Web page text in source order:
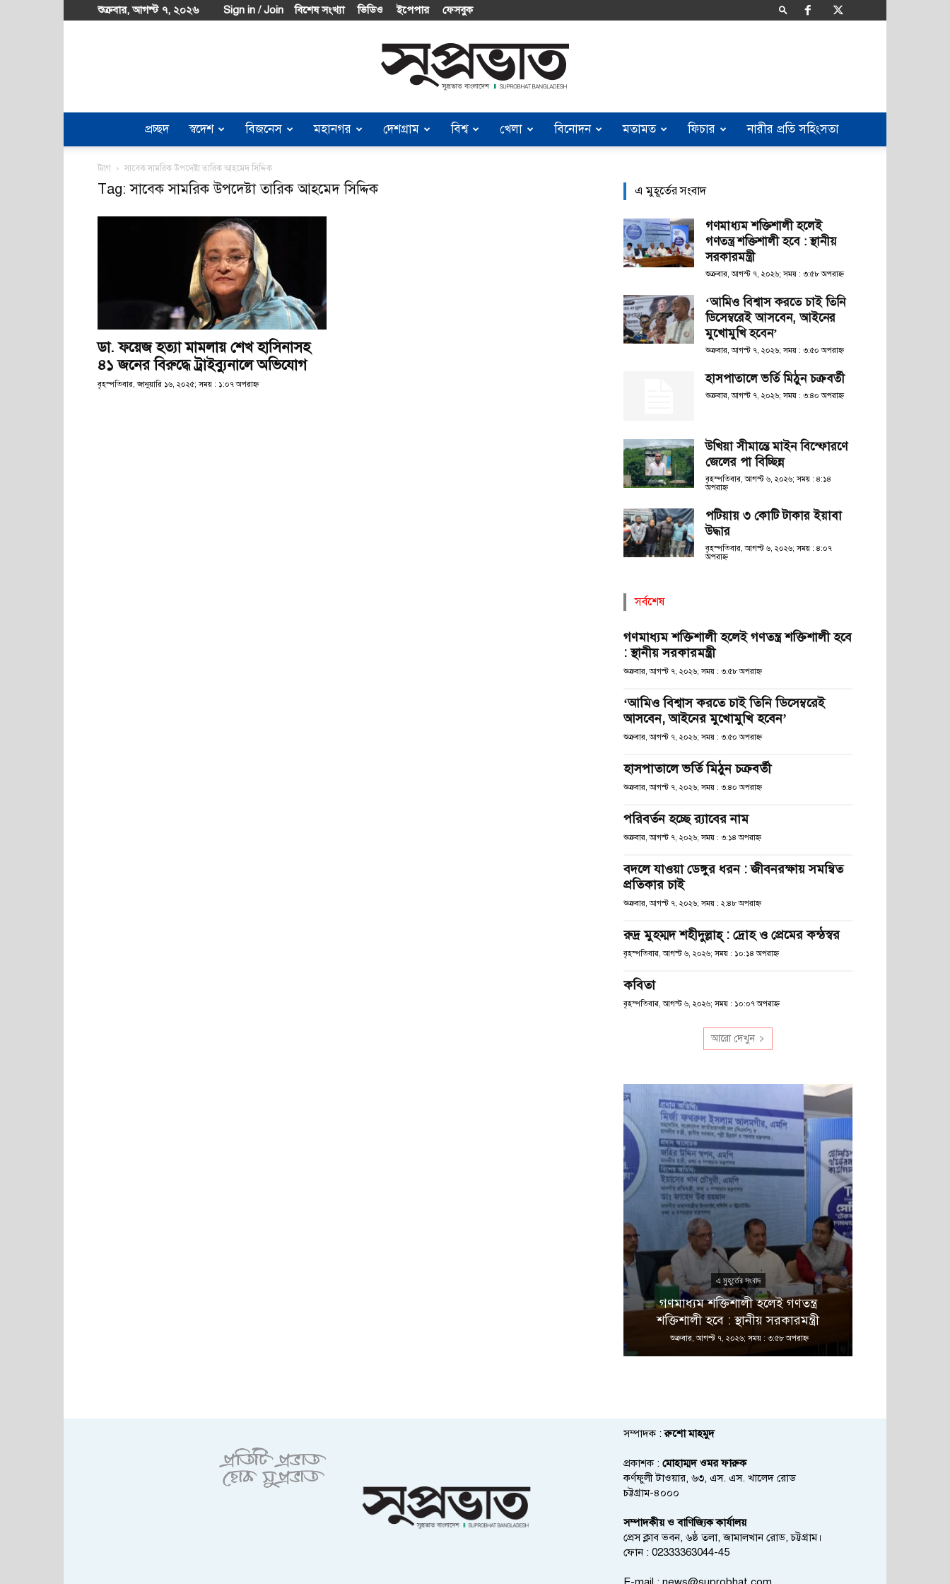
শুক্রবার, আগস্ট ৭, ২০২৬ Sign in / Join বিশেষ সংখ্যা ভিডিও ইপেপার ফেসবুক
Suprobhat
প্রচ্ছদ স্বদেশ বিজনেস মহানগর দেশগ্রাম বিশ্ব খেলা বিনোদন মতামত ফিচার নারীর প্রতি সহিংসতা
ট্যাগ সাবেক সামরিক উপদেষ্টা তারিক আহমেদ সিদ্দিক
Tag: সাবেক সামরিক উপদেষ্টা তারিক আহমেদ সিদ্দিক
ডা. ফয়েজ হত্যা মামলায় শেখ হাসিনাসহ
৪১ জনের বিরুদ্ধে ট্রাইব্যুনালে অভিযোগ
বৃহস্পতিবার, জানুয়ারি ১৬, ২০২৫; সময় : ১:০৭ অপরাহ্ণ
এ মুহূর্তের সংবাদ
গণমাধ্যম শক্তিশালী হলেই
গণতন্ত্র শক্তিশালী হবে : স্থানীয়
সরকারমন্ত্রী
শুক্রবার, আগস্ট ৭, ২০২৬; সময় : ৩:৫৮ অপরাহ্ণ
‘আমিও বিশ্বাস করতে চাই তিনি
ডিসেম্বরেই আসবেন, আইনের
মুখোমুখি হবেন’
শুক্রবার, আগস্ট ৭, ২০২৬; সময় : ৩:৫০ অপরাহ্ণ
হাসপাতালে ভর্তি মিঠুন চক্রবর্তী
শুক্রবার, আগস্ট ৭, ২০২৬; সময় : ৩:৪০ অপরাহ্ণ
উখিয়া সীমান্তে মাইন বিস্ফোরণে
জেলের পা বিচ্ছিন্ন
বৃহস্পতিবার, আগস্ট ৬, ২০২৬; সময় : ৪:১৪
অপরাহ্ণ
পটিয়ায় ৩ কোটি টাকার ইয়াবা
উদ্ধার
বৃহস্পতিবার, আগস্ট ৬, ২০২৬; সময় : ৪:০৭
অপরাহ্ণ
সর্বশেষ
গণমাধ্যম শক্তিশালী হলেই গণতন্ত্র শক্তিশালী হবে
: স্থানীয় সরকারমন্ত্রী
শুক্রবার, আগস্ট ৭, ২০২৬; সময় : ৩:৫৮ অপরাহ্ণ
‘আমিও বিশ্বাস করতে চাই তিনি ডিসেম্বরেই
আসবেন, আইনের মুখোমুখি হবেন’
শুক্রবার, আগস্ট ৭, ২০২৬; সময় : ৩:৫০ অপরাহ্ণ
হাসপাতালে ভর্তি মিঠুন চক্রবর্তী
শুক্রবার, আগস্ট ৭, ২০২৬; সময় : ৩:৪০ অপরাহ্ণ
পরিবর্তন হচ্ছে র‌্যাবের নাম
শুক্রবার, আগস্ট ৭, ২০২৬; সময় : ৩:১৪ অপরাহ্ণ
বদলে যাওয়া ডেঙ্গুর ধরন : জীবনরক্ষায় সমন্বিত
প্রতিকার চাই
শুক্রবার, আগস্ট ৭, ২০২৬; সময় : ২:৪৮ অপরাহ্ণ
রুদ্র মুহম্মদ শহীদুল্লাহ্ : দ্রোহ ও প্রেমের কন্ঠস্বর
বৃহস্পতিবার, আগস্ট ৬, ২০২৬; সময় : ১০:১৪ অপরাহ্ণ
কবিতা
বৃহস্পতিবার, আগস্ট ৬, ২০২৬; সময় : ১০:০৭ অপরাহ্ণ
আরো দেখুন
এ মুহূর্তের সংবাদ
গণমাধ্যম শক্তিশালী হলেই গণতন্ত্র
শক্তিশালী হবে : স্থানীয় সরকারমন্ত্রী
শুক্রবার, আগস্ট ৭, ২০২৬; সময় : ৩:৫৮ অপরাহ্ণ
সম্পাদক :রুশো মাহমুদ
প্রকাশক : মোহাম্মদ ওমর ফারুক
কর্ণফুলী টাওয়ার, ৬৩, এস. এস. খালেদ রোড
চট্টগ্রাম-৪০০০
সম্পাদকীয় ও বাণিজ্যিক কার্যালয়
প্রেস ক্লাব ভবন, ৬ষ্ঠ তলা, জামালখান রোড, চট্টগ্রাম।
ফোন : 02333363044-45